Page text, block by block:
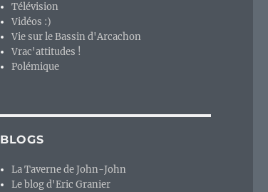
Télévision
Vidéos :)
Vie sur le Bassin d'Arcachon
Vrac'attitudes !
Polémique
BLOGS
La Taverne de John-John
Le blog d'Eric Granier